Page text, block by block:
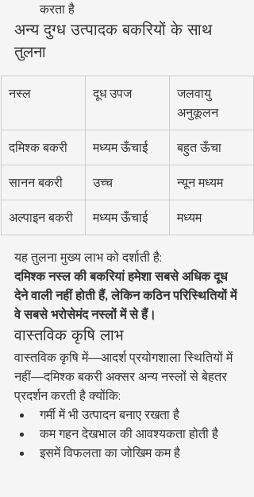
करता है
अन्य दुग्ध उत्पादक बकरियों के साथ
तुलना
नस्ल दूध उपज
जलवायु
अनुकूलन
दमिश्क बकरी मध्यम ऊँचाई बहुत ऊँचा
सानन बकरी उच्च न्यून मध्यम
अल्पाइन बकरी मध्यम ऊँचाई मध्यम
यह तुलना मुख्य लाभ को दर्शाती है:
दमिश्क नस्ल की बकरियां हमेशा सबसे अधिक दूध
देने वाली नहीं होती हैं, लेकिन कठिन परिस्थितियों में
वे सबसे भरोसेमंद नस्लों में से हैं।
वास्तविक कृषि लाभ
वास्तविक कृषि में—आदर्श प्रयोगशाला स्थितियों में
नहीं—दमिश्क बकरी अक्सर अन्य नस्लों से बेहतर
प्रदर्शन करती है क्योंकि:
गर्मी में भी उत्पादन बनाए रखता है
कम गहन देखभाल की आवश्यकता होती है
इसमें विफलता का जोखिम कम है